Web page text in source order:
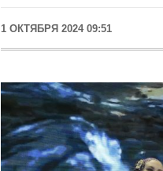
1 ОКТЯБРЯ 2024 09:51